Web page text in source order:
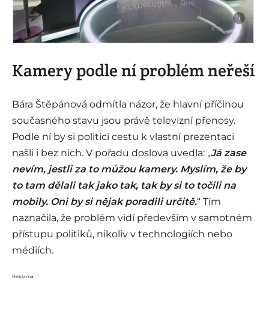
i
Kamery podle ní problém neřeší
Bára Štěpánová odmítla názor, že hlavní příčinou
současného stavu jsou právě televizní přenosy.
Podle ní by si politici cestu k vlastní prezentaci
našli i bez nich. V pořadu doslova uvedla: „Já zase
nevím, jestli za to můžou kamery. Myslím, že by
to tam dělali tak jako tak, tak by si to točili na
mobily. Oni by si nějak poradili určitě.“ Tím
naznačila, že problém vidí především v samotném
přístupu politiků, nikoliv v technologiích nebo
médiích.
Reklama